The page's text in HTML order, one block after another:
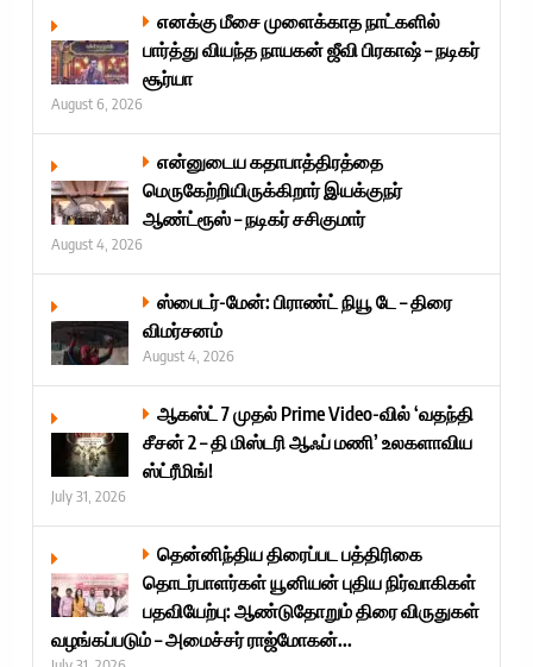
எனக்கு மீசை முளைக்காத நாட்களில்
பார்த்து வியந்த நாயகன் ஜீவி பிரகாஷ் – நடிகர்
சூர்யா
August 6, 2026
என்னுடைய கதாபாத்திரத்தை
மெருகேற்றியிருக்கிறார் இயக்குநர்
ஆண்ட்ரூஸ் – நடிகர் சசிகுமார்
August 4, 2026
ஸ்பைடர்-மேன்: பிராண்ட் நியூ டே – திரை
விமர்சனம்
August 4, 2026
ஆகஸ்ட் 7 முதல் Prime Video-வில் ‘வதந்தி
சீசன் 2 – தி மிஸ்டரி ஆஃப் மணி’ உலகளாவிய
ஸ்ட்ரீமிங்!
July 31, 2026
தென்னிந்திய திரைப்பட பத்திரிகை
தொடர்பாளர்கள் யூனியன் புதிய நிர்வாகிகள்
பதவியேற்பு: ஆண்டுதோறும் திரை விருதுகள்
வழங்கப்படும் – அமைச்சர் ராஜ்மோகன்...